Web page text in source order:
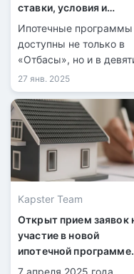
ставки, условия и
топовые программы
Ипотечные программы
доступны не только в
«Отбасы», но и в
других банках.
27 янв. 2025
Kapster Team
Открыт прием заявок
участие в новой
ипотечной программе
«Орда Аймақ»
7 апреля 2025 года